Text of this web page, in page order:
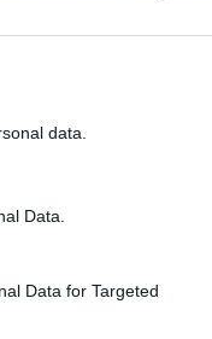
data.
Data.
Data for Targeted